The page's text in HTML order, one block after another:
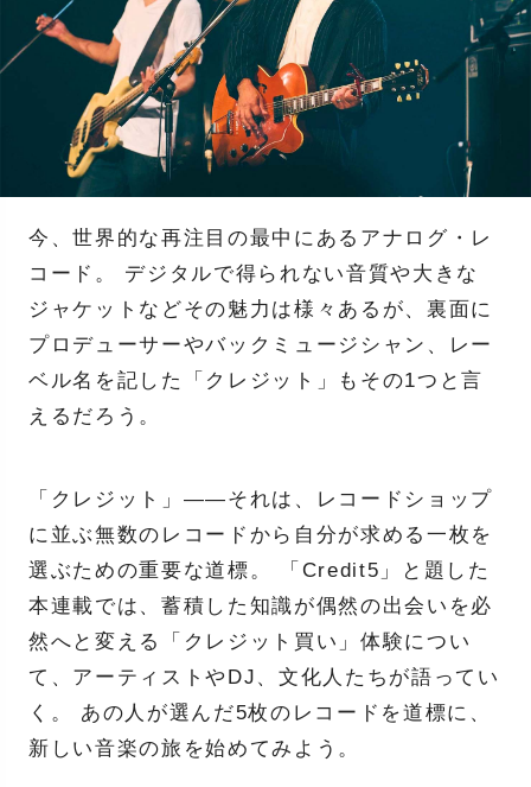
今、世界的な再注目の最中にあるアナログ・レ
コード。 デジタルで得られない音質や大きな
ジャケットなどその魅力は様々あるが、裏面に
プロデューサーやバックミュージシャン、レー
ベル名を記した「クレジット」もその1つと言
えるだろう。
「クレジット」――それは、レコードショップ
に並ぶ無数のレコードから自分が求める一枚を
選ぶための重要な道標。 「Credit5」と題した
本連載では、蓄積した知識が偶然の出会いを必
然へと変える「クレジット買い」体験につい
て、アーティストやDJ、文化人たちが語ってい
く。 あの人が選んだ5枚のレコードを道標に、
新しい音楽の旅を始めてみよう。